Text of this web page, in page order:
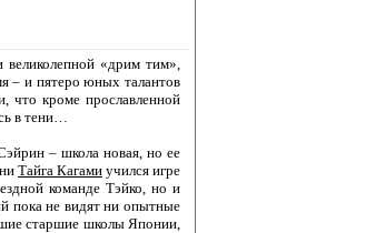
великолепной «дрим тим»,
– и пятеро юных талантов
что кроме прославленной
в тени…
– школа новая, но ее
Тайга Кагами учился игре
команде Тэйко, но и
пока не видят ни опытные
старшие школы Японии,